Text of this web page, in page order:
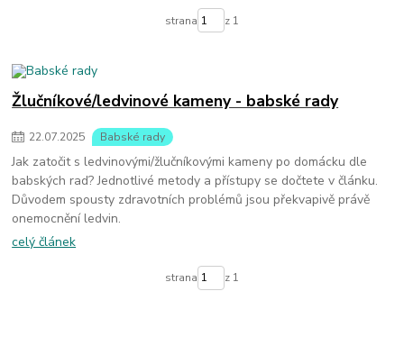
strana z 1
Žlučníkové/ledvinové kameny - babské rady
22.07.2025 Babské rady
Jak zatočit s ledvinovými/žlučníkovými kameny po domácku dle
babských rad? Jednotlivé metody a přístupy se dočtete v článku.
Důvodem spousty zdravotních problémů jsou překvapivě právě
onemocnění ledvin.
celý článek
strana z 1